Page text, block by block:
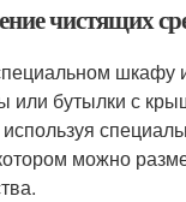
чистящих
шкафу
или бутылки с
можно